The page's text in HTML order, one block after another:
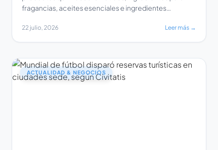
fragancias, aceites esenciales e ingredientes
fragancias, ha anunciado la expansión de sus
capacidades de fabricación y su portafolio de
destaca su enfoque en ofrecer calidad constante,
precios […]
22 julio, 2026 Leer más →
ACTUALIDAD & NEGOCIOS